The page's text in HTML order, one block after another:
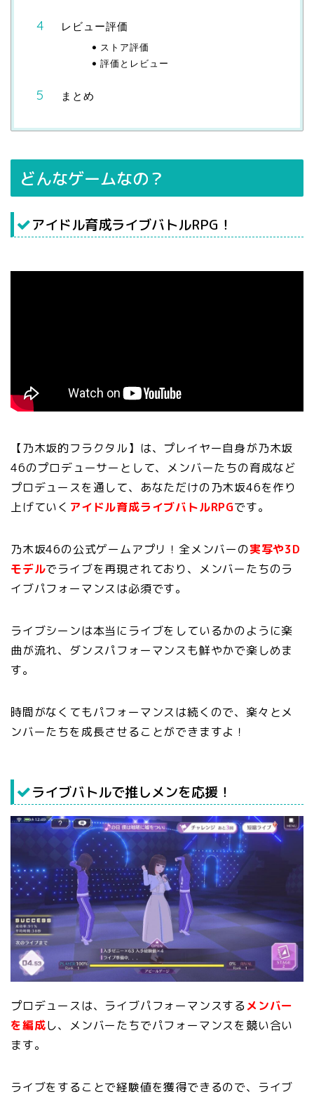
レビュー評価
ストア評価
評価とレビュー
まとめ
どんなゲームなの？
アイドル育成ライブバトルRPG！
【乃木坂的フラクタル】は、プレイヤー自身が乃木坂
46のプロデューサーとして、メンバーたちの育成など
プロデュースを通して、あなただけの乃木坂46を作り
上げていく アイドル育成ライブバトルRPGです。
乃木坂46の公式ゲームアプリ！全メンバーの実写や3D
モデルでライブを再現されており、メンバーたちのラ
イブパフォーマンスは必須です。
ライブシーンは本当にライブをしているかのように楽
曲が流れ、ダンスパフォーマンスも鮮やかで楽しめま
す。
時間がなくてもパフォーマンスは続くので、楽々とメ
ンバーたちを成長させることができますよ！
ライブバトルで推しメンを応援！
プロデュースは、ライブパフォーマンスするメンバー
を編成し、メンバーたちでパフォーマンスを競い合い
ます。
ライブをすることで経験値を獲得できるので、ライブ